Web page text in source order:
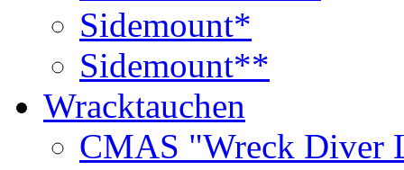
Sidemount*
Sidemount**
Wracktauchen
CMAS "Wreck Diver